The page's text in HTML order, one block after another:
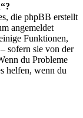
die phpBB erstellt
angemeldet
Funktionen,
sofern sie von der
du Probleme
helfen, wenn du